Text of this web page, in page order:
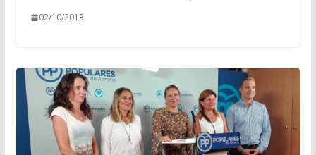
02/10/2013